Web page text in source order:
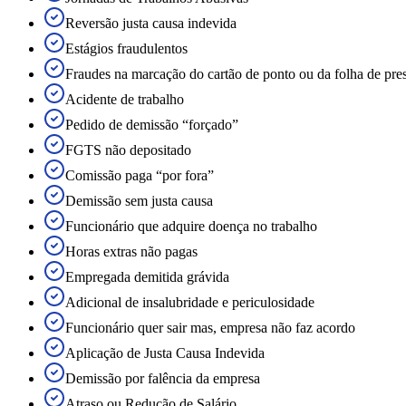
Reversão justa causa indevida
Estágios fraudulentos
Fraudes na marcação do cartão de ponto ou da folha de
Acidente de trabalho
Pedido de demissão “forçado”
FGTS não depositado
Comissão paga “por fora”
Demissão sem justa causa
Funcionário que adquire doença no trabalho
Horas extras não pagas
Empregada demitida grávida
Adicional de insalubridade e periculosidade
Funcionário quer sair mas, empresa não faz acordo
Aplicação de Justa Causa Indevida
Demissão por falência da empresa